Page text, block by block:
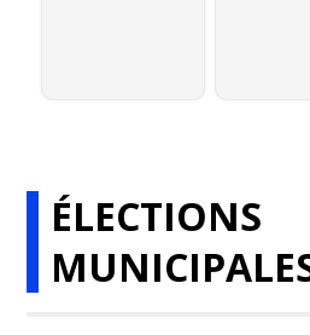
ÉLECTIONS